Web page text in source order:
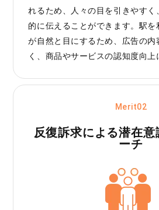
れるため、人々の目を引きやすく
的に伝えることができます。駅を
が自然と目にするため、広告の内
く、商品やサービスの認知度向上
Merit02
反復訴求による潜在意
ーチ